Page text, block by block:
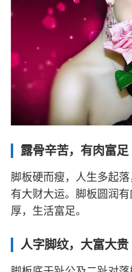
露骨辛苦，有肉富足
脚板硬而瘦，人生多起
有大财大运。脚板圆润
厚，生活富足。
人字脚纹，大富大贵